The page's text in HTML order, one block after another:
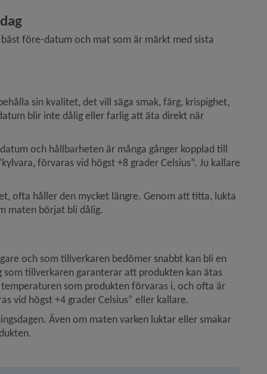
före-datum och mat som är märkt med sista
sin kvalitet, det vill säga smak, färg, krispighet,
blir inte dålig eller farlig att äta direkt när
och hållbarheten är många gånger kopplad till
förvaras vid högst +8 grader Celsius”. Ju kallare
ofta håller den mycket längre. Genom att titta, lukta
maten börjat bli dålig.
och som tillverkaren bedömer snabbt kan bli en
som tillverkaren garanterar att produkten kan ätas
som produkten förvaras i, och ofta är
vid högst +4 grader Celsius” eller kallare.
Även om maten varken luktar eller smakar